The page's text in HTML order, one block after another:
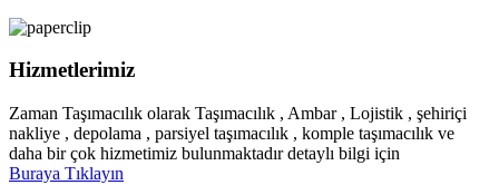
Hizmetlerimiz
Zaman Taşımacılık olarak Taşımacılık , Ambar , Lojistik , şehiriçi
nakliye , depolama , parsiyel taşımacılık , komple taşımacılık ve
daha bir çok hizmetimiz bulunmaktadır detaylı bilgi için
Buraya Tıklayın